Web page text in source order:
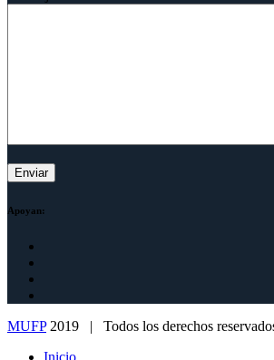
Apoyan:
MUFP2019 | Todos los derechos
Inicio